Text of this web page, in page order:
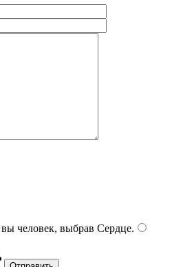
человек, выбрав Сердце.